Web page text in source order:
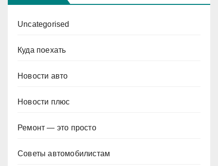
Uncategorised
Куда поехать
Новости авто
Новости плюс
Ремонт — это просто
Советы автомобилистам